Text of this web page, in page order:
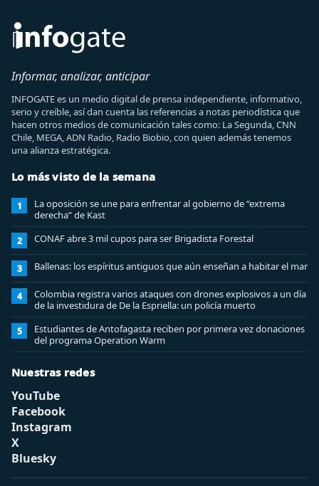
Informar, analizar, anticipar
INFOGATE es un medio digital de prensa independiente, informativo,
serio y creíble, así dan cuenta las referencias a notas periodística que
hacen otros medios de comunicación tales como: La Segunda, CNN
Chile, MEGA, ADN Radio, Radio Biobio, con quien además tenemos
una alianza estratégica.
Lo más visto de la semana
1
La oposición se une para enfrentar al gobierno de “extrema
derecha” de Kast
2 CONAF abre 3 mil cupos para ser Brigadista Forestal
3 Ballenas: los espíritus antiguos que aún enseñan a habitar el mar
4
Colombia registra varios ataques con drones explosivos a un día
de la investidura de De la Espriella: un policía muerto
5
Estudiantes de Antofagasta reciben por primera vez donaciones
del programa Operation Warm
Nuestras redes
YouTube
Facebook
Instagram
X
Bluesky